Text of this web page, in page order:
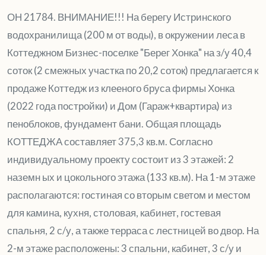
ОН 21784. ВНИМАНИЕ!!! На берегу Истринского
водохранилища (200 м от воды), в окружении леса в
Коттеджном Бизнес-поселке "Берег Хонка" на з/у 40,4
соток (2 смежных участка по 20,2 соток) предлагается к
продаже Коттедж из клееного бруса фирмы Хонка
(2022 года постройки) и Дом (Гараж+квартира) из
пеноблоков, фундамент бани. Общая площадь
КОТТЕДЖА составляет 375,3 кв.м. Согласно
индивидуальному проекту состоит из 3 этажей: 2
наземн ых и цокольного этажа (133 кв.м). На 1-м этаже
располагаются: гостиная со вторым светом и местом
для камина, кухня, столовая, кабинет, гостевая
спальня, 2 с/у, а также терраса с лестницей во двор. На
2-м этаже расположены: 3 спальни, кабинет, 3 с/у и